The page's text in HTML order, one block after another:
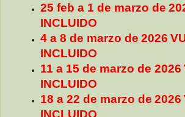
25 feb a 1 de marzo de
INCLUIDO
4 a 8 de marzo de 2026
INCLUIDO
11 a 15 de marzo de 2026
INCLUIDO
18 a 22 de marzo de 2026
INCLUIDO